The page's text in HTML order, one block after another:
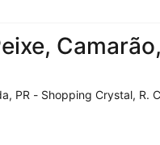
PR - Shopping Crystal, R.